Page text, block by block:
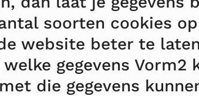
soorten cookies
website beter te
gegevens Vorm2
die gegevens